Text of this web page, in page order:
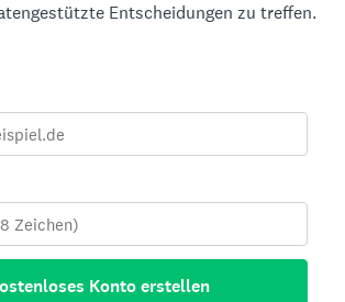
Entscheidungen zu treffen.
Konto erstellen